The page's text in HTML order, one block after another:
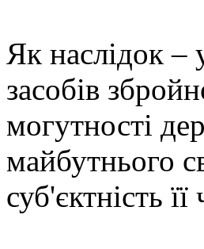
Як наслідок –
засобів
могутності
майбутнього
суб'єктність її